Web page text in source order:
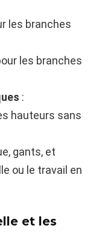
les branches
les branches
:
hauteurs sans
gants, et
ou le travail en
et les